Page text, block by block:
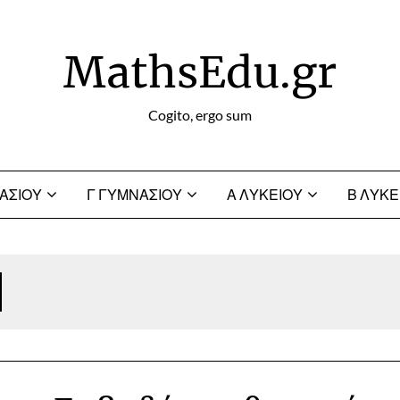
MathsEdu.gr
Cogito, ergo sum
Γ ΓΥΜΝΑΣΙΟΥ Α ΛΥΚΕΙΟΥ Β